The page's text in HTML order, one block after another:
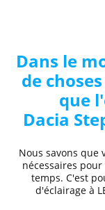
Dans le
de
que
Dacia
Nous savons que
nécessaires
temps. C'est
d'éclairage à